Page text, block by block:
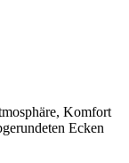
Komfort
Ecken